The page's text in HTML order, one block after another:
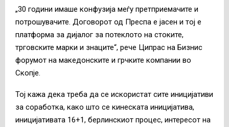
„30 години имаше конфузија меѓу претприемачите и
потрошувачите. Договорот од Преспа е јасен и тој е
платформа за дијалог за потеклото на стоките,
трговските марки и знаците“, рече Ципрас на Бизнис
форумот на македонските и грчките компании во
Скопје.
Тој кажа дека треба да се искористат сите иницијативи
за соработка, како што се кинеската иницијатива,
иницијативата 16+1, берлинскиот процес, интересот на